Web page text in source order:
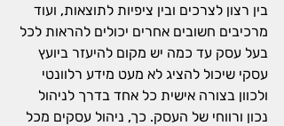
בין רצון לצרכים ובין ציפיות לתוצאות, ועוד
מרכיבים חשובים אחרים יכולים להראות לכל
בעל עסק עד כמה יש מקום להיעזר ביועץ
עסקי שיכול להציג לא מעט מידע רלוונטי
ולכוון בצורה אישית כל אחד בדרך לניהול
נכון ורווחי של העסק. כך, ניהול עסקים מכל